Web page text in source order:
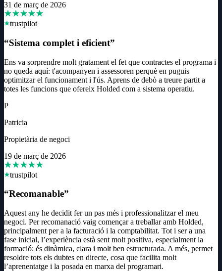
31 de març de 2026
trustpilot
“Sistema complet i eficient”
Ens va sorprendre molt gratament el fet que contractes el programa i
no queda aquí: t'acompanyen i assessoren perquè en puguis
optimitzar el funcionament i l'ús. Aprens de debò a treure partit a
totes les funcions que ofereix Holded com a sistema operatiu.
P
Patricia
Propietària de negoci
19 de març de 2026
trustpilot
“Recomanable”
Aquest any he decidit fer un pas més i professionalitzar el meu
negoci. Per recomanació vaig començar a treballar amb Holded,
principalment per a la facturació i la comptabilitat. Tot i ser a una
fase inicial, l’experiència està sent molt positiva, especialment la
formació: és dinàmica, clara i molt ben estructurada. A més, permet
resoldre tots els dubtes en directe, cosa que facilita molt
l’aprenentatge i la posada en marxa del programari.